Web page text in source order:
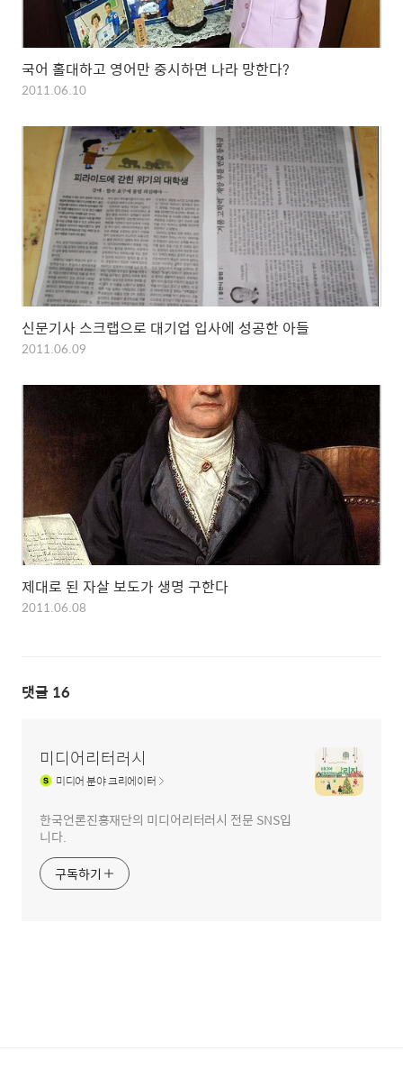
국어 홀대하고 영어만 중시하면 나라 망한다?
2011.06.10
신문기사 스크랩으로 대기업 입사에 성공한 아들
2011.06.09
제대로 된 자살 보도가 생명 구한다
2011.06.08
댓글 16
미디어리터러시
미디어분야 크리에이터
한국언론진흥재단의 미디어리터러시 전문 SNS입
니다.
구독하기